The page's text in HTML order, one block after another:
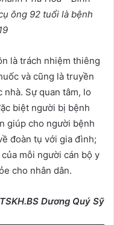
ông 92 tuổi là bệnh
là trách nhiệm thiêng
và cũng là truyền
Sự quan tâm, lo
biệt người bị bệnh
giúp cho người bệnh
đoàn tụ với gia đình;
mỗi người cán bộ y
cho nhân dân.
Dương Quý Sỹ